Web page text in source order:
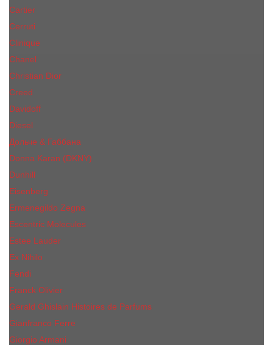
Cartier
Cerruti
Сliniquе
Chanel
Christian Dior
Creed
Davidoff
Diesel
Дольче & Габбана
Donna Karan (DKNY)
Dunhill
Eisenberg
Ermenegildo Zegna
Escentric Molecules
Еsteе Lаudеr
Ex Nihilo
Fendi
Franck Olivier
Gerald Ghislain Histoires de Parfums
Gianfranco Ferre
Giorgio Armani